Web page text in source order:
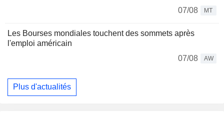
07/08
MT
Les Bourses mondiales touchent des sommets après
l'emploi américain
07/08
AW
Plus d'actualités